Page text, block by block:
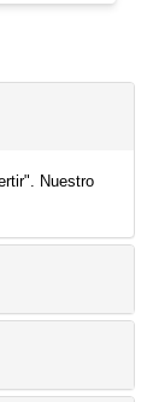
Nuestro